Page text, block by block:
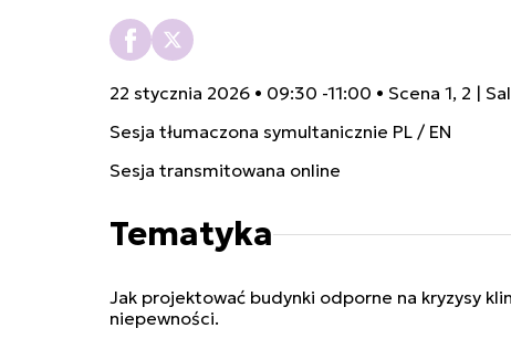
22 stycznia 2026 • 09:30 -11:00 • Scena 1, 2 |
Sesja tłumaczona symultanicznie PL / EN
Sesja transmitowana online
Tematyka
Jak projektować budynki odporne na kryzysy
niepewności.